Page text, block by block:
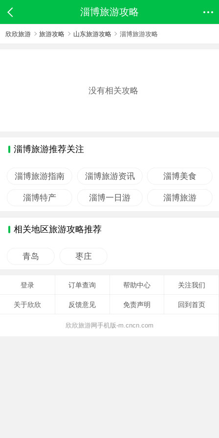
淄博旅游攻略
欣欣旅游 旅游攻略 山东旅游攻略 淄博旅游攻略
没有相关攻略
淄博旅游推荐关注
淄博旅游指南 淄博旅游资讯 淄博美食
淄博特产 淄博一日游 淄博旅游
相关地区旅游攻略推荐
青岛 枣庄
登录 订单查询 帮助中心 关注我们
关于欣欣 反馈意见 免责声明 回到首页
欣欣旅游网手机版-m.cncn.com